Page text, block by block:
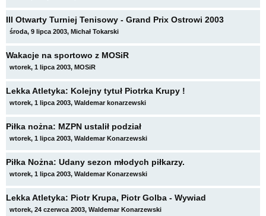
III Otwarty Turniej Tenisowy - Grand Prix Ostrowi 2003
środa, 9 lipca 2003, Michał Tokarski
Wakacje na sportowo z MOSiR
wtorek, 1 lipca 2003, MOSiR
Lekka Atletyka: Kolejny tytuł Piotrka Krupy !
wtorek, 1 lipca 2003, Waldemar konarzewski
Piłka nożna: MZPN ustalił podział
wtorek, 1 lipca 2003, Waldemar Konarzewski
Piłka Nożna: Udany sezon młodych piłkarzy.
wtorek, 1 lipca 2003, Waldemar Konarzewski
Lekka Atletyka: Piotr Krupa, Piotr Golba - Wywiad
wtorek, 24 czerwca 2003, Waldemar Konarzewski